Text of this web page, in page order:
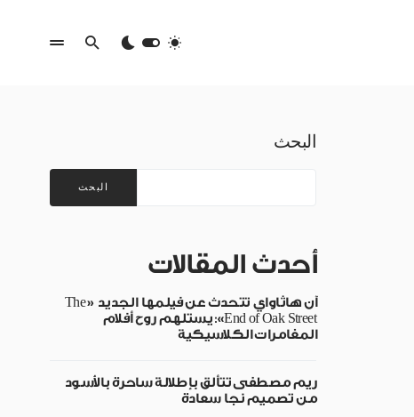
البحث
البحث
أحدث المقالات
آن هاثاواي تتحدث عن فيلمها الجديد «The
End of Oak Street»: يستلهم روح أفلام
المغامرات الكلاسيكية
ريم مصطفى تتألق بإطلالة ساحرة بالأسود
من تصميم نجا سعادة